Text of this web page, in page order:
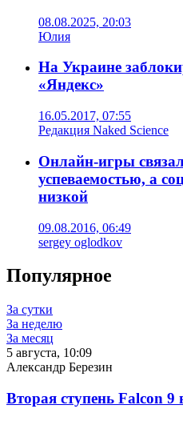
08.08.2025, 20:03
Юлия
На Украине
«Яндекс»
16.05.2017, 07:55
Редакция Naked Science
Онлайн-игры
успеваемостью, а
низкой
09.08.2016, 06:49
sergey oglodkov
Популярное
За сутки
За неделю
За месяц
5 августа, 10:09
Александр Березин
Вторая ступень Falcon 9